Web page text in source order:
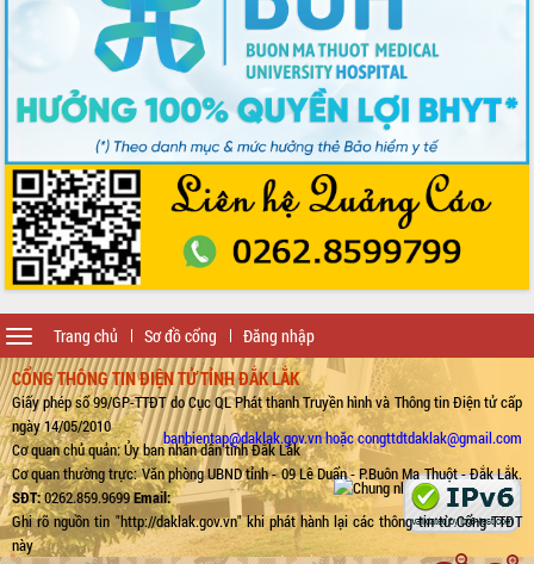
Trang chủ Sơ đồ cổng Đăng nhập
Toggle
navigation
CỔNG THÔNG TIN ĐIỆN TỬ TỈNH ĐẮK LẮK
Giấy phép số 99/GP-TTĐT do Cục QL Phát thanh Truyền hình và Thông tin Điện tử cấp
ngày 14/05/2010
Cơ quan chủ quản: Ủy ban nhân dân tỉnh Đắk Lắk
Cơ quan thường trực: Văn phòng UBND tỉnh - 09 Lê Duẩn - P.Buôn Ma Thuột - Đắk Lắk.
SĐT:0262.859.9699Email:
banbientap@daklak.gov.vn hoặc congttdtdaklak@gmail.com
Ghi rõ nguồn tin "http://daklak.gov.vn" khi phát hành lại các thông tin từ Cổng TTĐT
này